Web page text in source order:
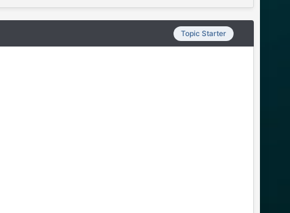
Topic Starter